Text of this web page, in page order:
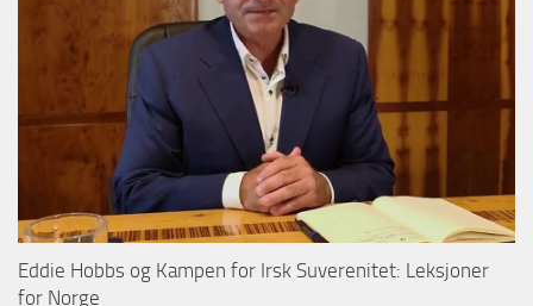
Eddie Hobbs og Kampen for Irsk Suverenitet: Leksjoner
for Norge